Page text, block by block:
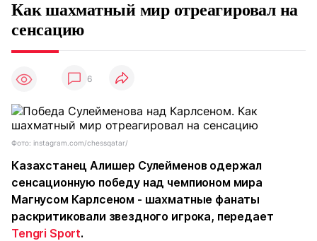
Как шахматный мир отреагировал на
сенсацию
6
Фото: instagram.com/chessqatar/
Казахстанец Алишер Сулейменов одержал
сенсационную победу над чемпионом мира
Магнусом Карлсеном - шахматные фанаты
раскритиковали звездного игрока, передает
Tengri Sport.